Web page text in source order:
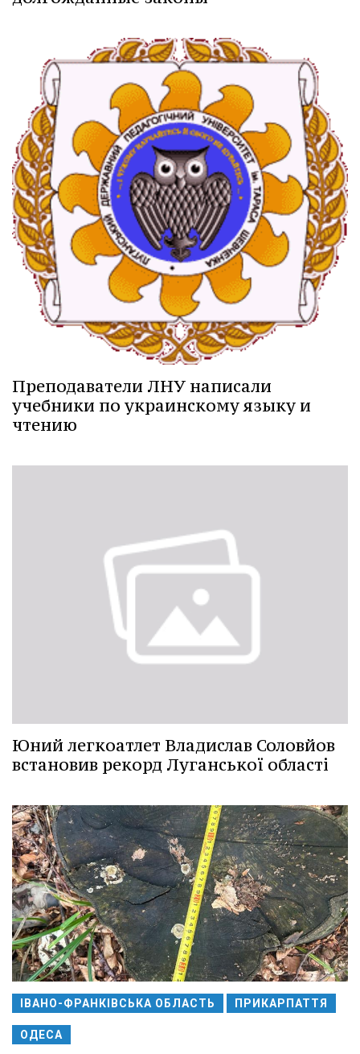
Преподаватели ЛНУ написали
учебники по украинскому языку и
чтению
Юний легкоатлет Владислав Соловйов
встановив рекорд Луганської області
ІВАНО-ФРАНКІВСЬКА ОБЛАСТЬ ПРИКАРПАТТЯ
ОДЕСА